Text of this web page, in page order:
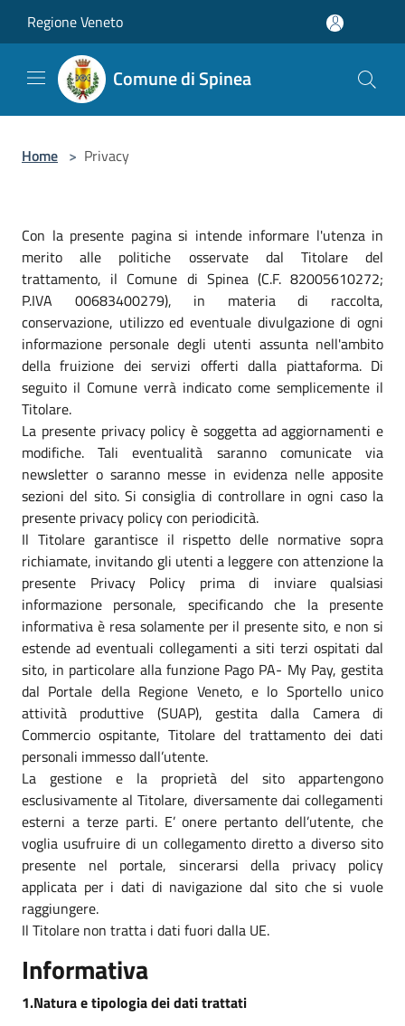
Regione Veneto
Comune di Spinea
Home > Privacy
Con la presente pagina si intende informare l'utenza in
merito alle politiche osservate dal Titolare del
trattamento, il Comune di Spinea (C.F. 82005610272;
P.IVA 00683400279), in materia di raccolta,
conservazione, utilizzo ed eventuale divulgazione di ogni
informazione personale degli utenti assunta nell'ambito
della fruizione dei servizi offerti dalla piattaforma. Di
seguito il Comune verrà indicato come semplicemente il
Titolare.
La presente privacy policy è soggetta ad aggiornamenti e
modifiche. Tali eventualità saranno comunicate via
newsletter o saranno messe in evidenza nelle apposite
sezioni del sito. Si consiglia di controllare in ogni caso la
presente privacy policy con periodicità.
Il Titolare garantisce il rispetto delle normative sopra
richiamate, invitando gli utenti a leggere con attenzione la
presente Privacy Policy prima di inviare qualsiasi
informazione personale, specificando che la presente
informativa è resa solamente per il presente sito, e non si
estende ad eventuali collegamenti a siti terzi ospitati dal
sito, in particolare alla funzione Pago PA- My Pay, gestita
dal Portale della Regione Veneto, e lo Sportello unico
attività produttive (SUAP), gestita dalla Camera di
Commercio ospitante, Titolare del trattamento dei dati
personali immesso dall’utente.
La gestione e la proprietà del sito appartengono
esclusivamente al Titolare, diversamente dai collegamenti
esterni a terze parti. E’ onere pertanto dell’utente, che
voglia usufruire di un collegamento diretto a diverso sito
presente nel portale, sincerarsi della privacy policy
applicata per i dati di navigazione dal sito che si vuole
raggiungere.
Il Titolare non tratta i dati fuori dalla UE.
Informativa
1.Natura e tipologia dei dati trattati